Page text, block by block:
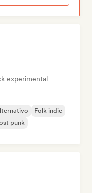
experimental
Folk indie
punk